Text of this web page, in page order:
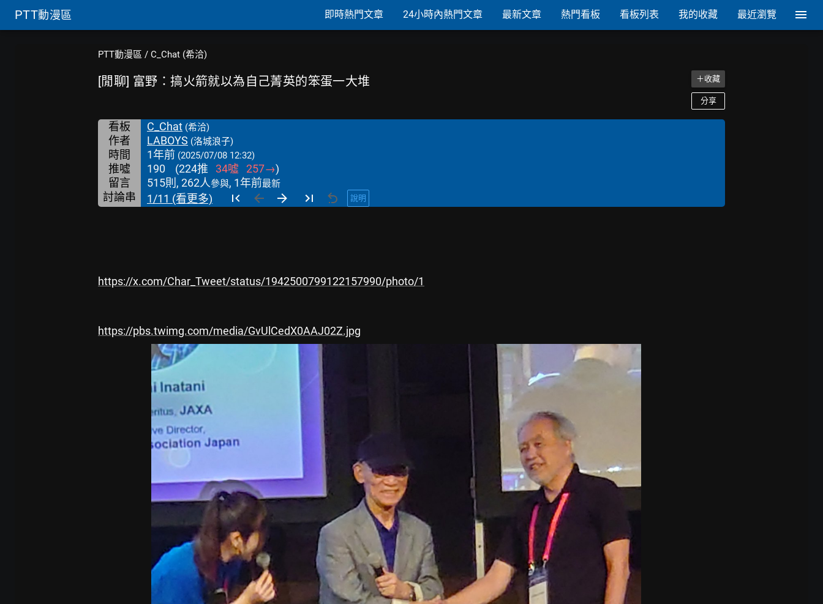
PTT動漫區 即時熱門文章 24小時內熱門文章 最新文章 熱門看板 看板列表 我的收藏 最近瀏覽
PTT動漫區 / C_Chat (希洽)
[閒聊] 富野：搞火箭就以為自己菁英的笨蛋一大堆 ＋收藏
分享
看板 C_Chat (希洽)
作者 LABOYS (洛城浪子)
時間 1年前 (2025/07/08 12:32)
推噓 190 (224推 34噓 257→)
留言
515則, 262人參與, 1年前最新
討論串 1/11 (看更多) 說明
https://x.com/Char_Tweet/status/1942500799122157990/photo/1
https://pbs.twimg.com/media/GvUlCedX0AAJ02Z.jpg